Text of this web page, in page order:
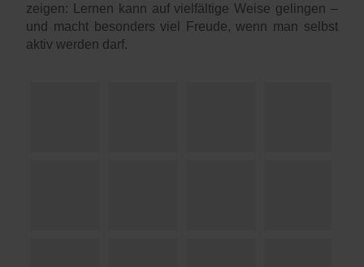
zeigen: Lernen kann auf vielfältige Weise gelingen –
und macht besonders viel Freude, wenn man selbst
aktiv werden darf.